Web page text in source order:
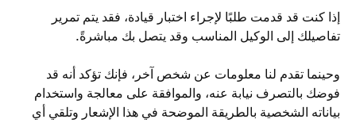
إذا كنت قد قدمت طلبًا لإجراء اختبار قيادة، فقد يتم تمرير
تفاصيلك إلى الوكيل المناسب وقد يتصل بك مباشرةً.
وحينما تقدم لنا معلومات عن شخص آخر، فإنك تؤكد أنه قد
فوضك بالتصرف نيابة عنه، والموافقة على معالجة واستخدام
بياناته الشخصية بالطريقة الموضحة في هذا الإشعار وتلقي أي